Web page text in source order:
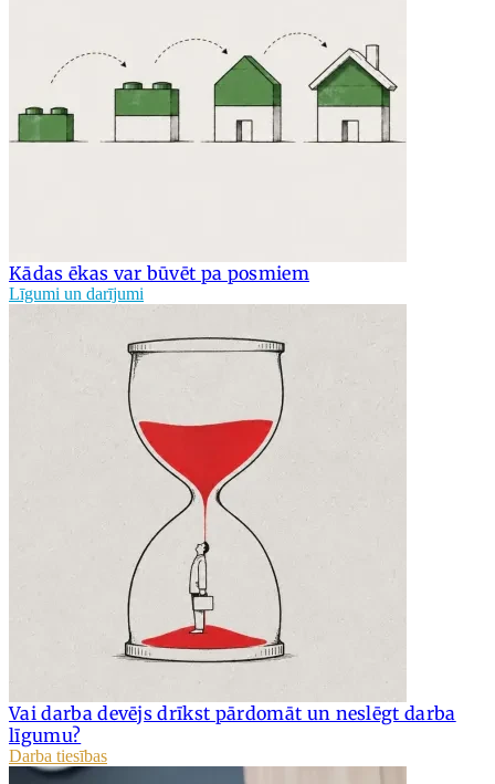
Kādas ēkas var būvēt pa posmiem
Līgumi un darījumi
Vai darba devējs drīkst pārdomāt un neslēgt darba
līgumu?
Darba tiesības